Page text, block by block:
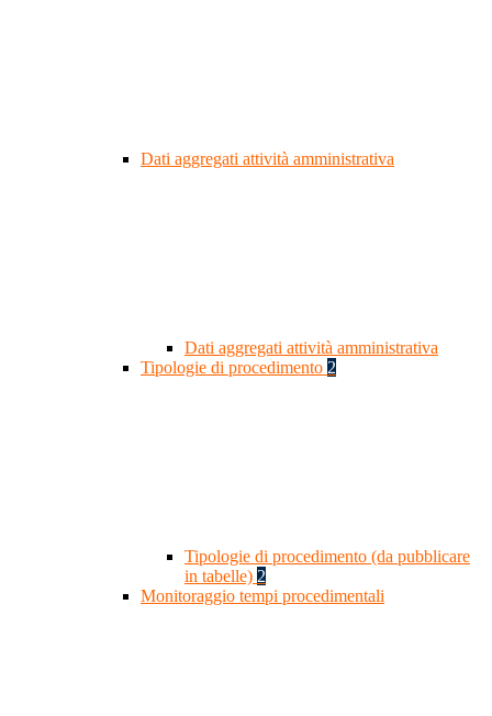
Dati aggregati attività amministrativa
Dati aggregati attività amministrativa
Tipologie di procedimento 2
Tipologie di procedimento (da pubblicare
in tabelle) 2
Monitoraggio tempi procedimentali